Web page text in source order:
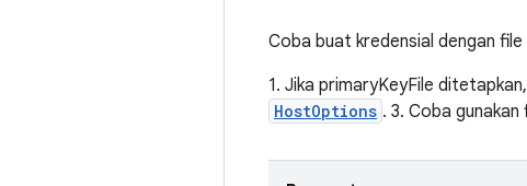
Coba buat kredensial dengan
1. Jika primaryKeyFile
HostOptions . 3. Coba